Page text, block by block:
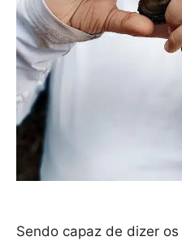
Sendo capaz de dizer